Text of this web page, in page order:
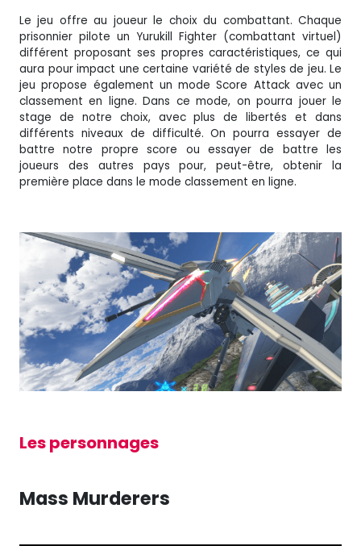
Le jeu offre au joueur le choix du combattant. Chaque
prisonnier pilote un Yurukill Fighter (combattant virtuel)
différent proposant ses propres caractéristiques, ce qui
aura pour impact une certaine variété de styles de jeu. Le
jeu propose également un mode Score Attack avec un
classement en ligne. Dans ce mode, on pourra jouer le
stage de notre choix, avec plus de libertés et dans
différents niveaux de difficulté. On pourra essayer de
battre notre propre score ou essayer de battre les
joueurs des autres pays pour, peut-être, obtenir la
première place dans le mode classement en ligne.
Les personnages
Mass Murderers